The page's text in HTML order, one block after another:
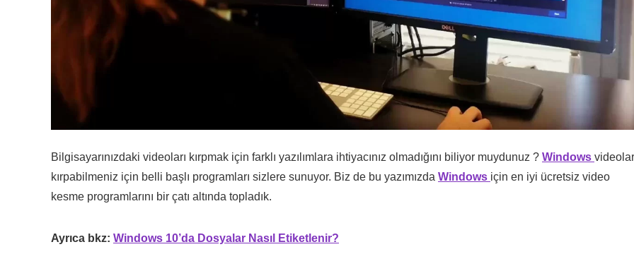
Bilgisayarınızdaki videoları kırpmak için farklı yazılımlara ihtiyacınız olmadığını biliyor muydunuz ? Windows
kırpabilmeniz için belli başlı programları sizlere sunuyor. Biz de bu yazımızda Windows için en iyi ücretsiz video
kesme programlarını bir çatı altında topladık.
Ayrıca bkz: Windows 10’da Dosyalar Nasıl Etiketlenir?